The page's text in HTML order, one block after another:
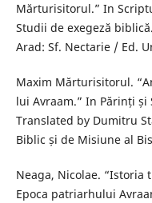
Mărturisitorul.” In
Studii de exegeză
Arad: Sf. Nectarie / Ed.
Maxim Mărturisitorul.
lui Avraam.” In Părinți și
Translated by Dumitru
Biblic și de Misiune al
Neaga, Nicolae.
Epoca patriarhului